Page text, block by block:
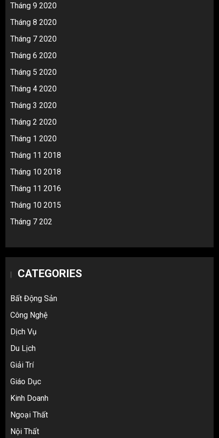
Tháng 9 2020
Tháng 8 2020
Tháng 7 2020
Tháng 6 2020
Tháng 5 2020
Tháng 4 2020
Tháng 3 2020
Tháng 2 2020
Tháng 1 2020
Tháng 11 2018
Tháng 10 2018
Tháng 11 2016
Tháng 10 2015
Tháng 7 202
CATEGORIES
Bất Động Sản
Công Nghệ
Dịch Vụ
Du Lịch
Giải Trí
Giáo Dục
Kinh Doanh
Ngoại Thất
Nội Thất
3